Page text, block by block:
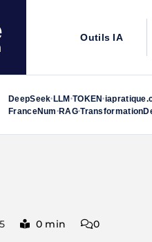
Outils IA
DeepSeek• LLM •TOKEN•
FranceNum • RAG•
0 min 0